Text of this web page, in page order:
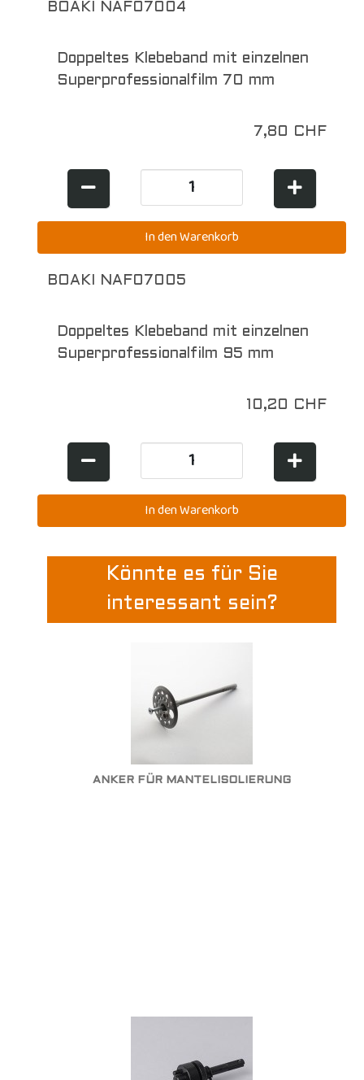
BOAKI NAF07004
Doppeltes Klebeband mit einzelnen
Superprofessionalfilm 70 mm
7,80 CHF
BOAKI NAF07005
Doppeltes Klebeband mit einzelnen
Superprofessionalfilm 95 mm
10,20 CHF
Könnte es für Sie
interessant sein?
ANKER FÜR MANTELISOLIERUNG